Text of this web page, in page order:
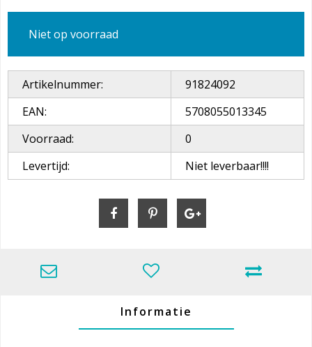
Niet op voorraad
Artikelnummer:
91824092
EAN:
5708055013345
Voorraad:
0
Levertijd:
Niet leverbaar!!!!
Informatie